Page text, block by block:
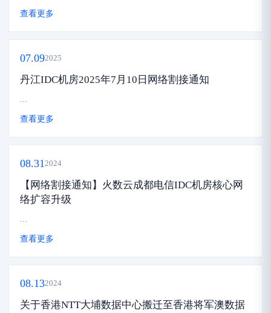
查看更多
07.092025
丹江IDC机房2025年7月10日网络割接通知
...
查看更多
08.312024
【网络割接通知】火数云成都电信IDC机房核心网
络扩容升级
...
查看更多
08.132024
关于香港NTT大埔数据中心搬迁至香港将军澳数据